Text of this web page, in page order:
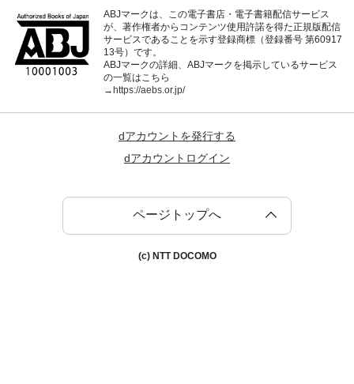
ABJマークは、この電子書店・電子書籍配信サービス
が、著作権者からコンテンツ使用許諾を得た正規版配信
サービスであることを示す登録商標（登録番号 第60917
13号）です。
ABJマークの詳細、ABJマークを掲示しているサービス
の一覧はこちら
→ https://aebs.or.jp/
dアカウントを発行する
dアカウントログイン
ページトップへ
(c) NTT DOCOMO